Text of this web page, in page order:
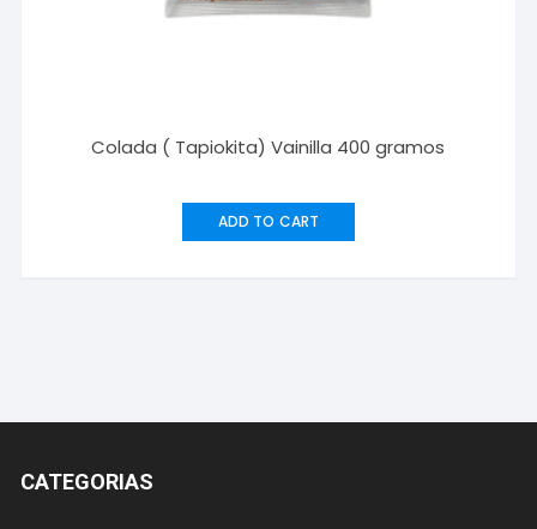
Colada ( Tapiokita) Vainilla 400 gramos
ADD TO CART
CATEGORIAS